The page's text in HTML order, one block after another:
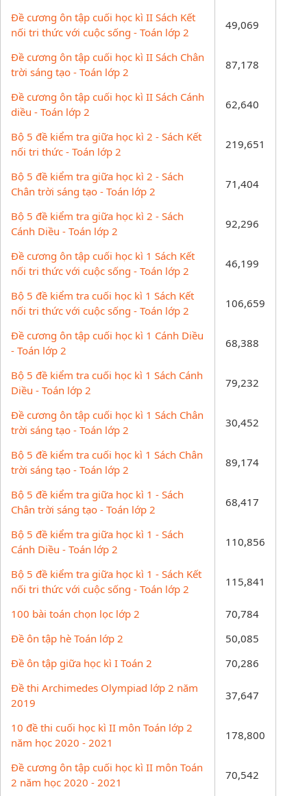
Đề cương ôn tập cuối học kì II Sách Kết
nối tri thức với cuộc sống - Toán lớp 2
49,069
Đề cương ôn tập cuối học kì II Sách Chân
trời sáng tạo - Toán lớp 2
87,178
Đề cương ôn tập cuối học kì II Sách Cánh
diều - Toán lớp 2
62,640
Bộ 5 đề kiểm tra giữa học kì 2 - Sách Kết
nối tri thức - Toán lớp 2
219,651
Bộ 5 đề kiểm tra giữa học kì 2 - Sách
Chân trời sáng tạo - Toán lớp 2
71,404
Bộ 5 đề kiểm tra giữa học kì 2 - Sách
Cánh Diều - Toán lớp 2
92,296
Đề cương ôn tập cuối học kì 1 Sách Kết
nối tri thức với cuộc sống - Toán lớp 2
46,199
Bộ 5 đề kiểm tra cuối học kì 1 Sách Kết
nối tri thức với cuộc sống - Toán lớp 2
106,659
Đề cương ôn tập cuối học kì 1 Cánh Diều
- Toán lớp 2
68,388
Bộ 5 đề kiểm tra cuối học kì 1 Sách Cánh
Diều - Toán lớp 2
79,232
Đề cương ôn tập cuối học kì 1 Sách Chân
trời sáng tạo - Toán lớp 2
30,452
Bộ 5 đề kiểm tra cuối học kì 1 Sách Chân
trời sáng tạo - Toán lớp 2
89,174
Bộ 5 đề kiểm tra giữa học kì 1 - Sách
Chân trời sáng tạo - Toán lớp 2
68,417
Bộ 5 đề kiểm tra giữa học kì 1 - Sách
Cánh Diều - Toán lớp 2
110,856
Bộ 5 đề kiểm tra giữa học kì 1 - Sách Kết
nối tri thức với cuộc sống - Toán lớp 2
115,841
100 bài toán chọn lọc lớp 2
70,784
Đề ôn tập hè Toán lớp 2
50,085
Đề ôn tập giữa học kì I Toán 2
70,286
Đề thi Archimedes Olympiad lớp 2 năm
2019
37,647
10 đề thi cuối học kì II môn Toán lớp 2
năm học 2020 - 2021
178,800
Đề cương ôn tập cuối học kì II môn Toán
2 năm học 2020 - 2021
70,542